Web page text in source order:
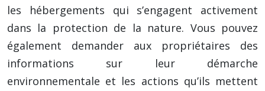
les hébergements qui s’engagent activement
dans la protection de la nature. Vous pouvez
également demander aux propriétaires des
informations sur leur démarche
environnementale et les actions qu’ils mettent